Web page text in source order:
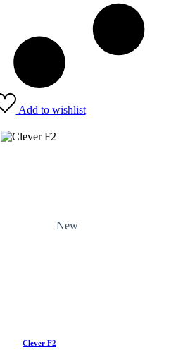
Add to wishlist
New
Clever F2